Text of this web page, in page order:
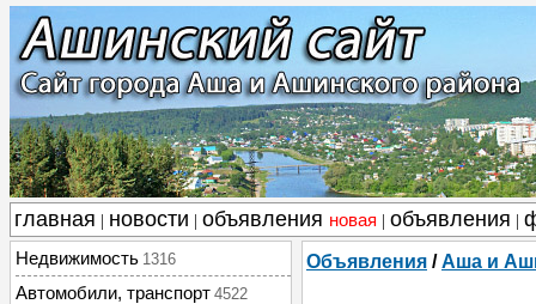
главная новости объявления новая объявления
Недвижимость 1316
Автомобили, транспорт 4522
Объявления /Аша и